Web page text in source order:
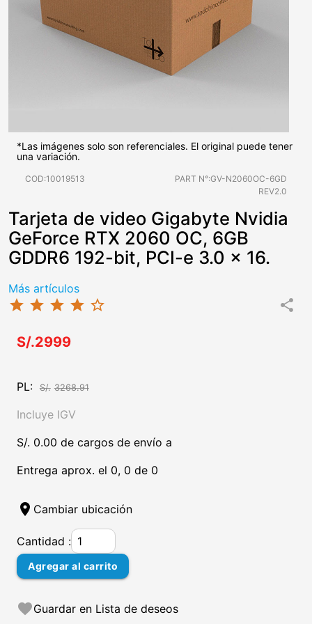
*Las imágenes solo son referenciales. El original puede tener
una variación.
COD:10019513
PART N°:GV-N2060OC-6GD
REV2.0
Tarjeta de video Gigabyte Nvidia
GeForce RTX 2060 OC, 6GB
GDDR6 192-bit, PCI-e 3.0 x 16.
Más artículos
star star star star star_border share
S/.2999
PL: S/. 3268.91
Incluye IGV
S/. 0.00 de cargos de envío a
Entrega aprox. el 0, 0 de 0
location_on Cambiar ubicación
Cantidad :
Agregar al carrito
favoriteGuardar en Lista de deseos